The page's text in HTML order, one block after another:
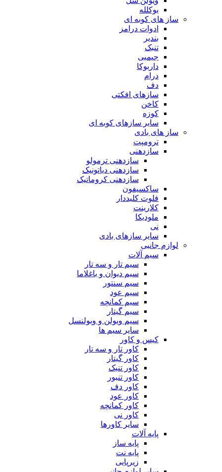
یوکلله
ساز های کوبه ای
ادوات درامز
بندیر
تنبک
جیمبی
داربوکا
درام
دف
سازهای افکتی
کاخن
کوزه
سایر سازهای کوبه ای
ساز های بادی
ترومپت
سازدهنی
سازدهنی ترمولو
سازدهنی دیاتونیک
سازدهنی کروماتیک
ساکسیفون
فلوت کلیددار
کلارینت
ملودیکا
نی
سایر سازهای بادی
لوازم جانبی
سیم آلات
سیم تار و سه تار
سیم دیوان و باغلاما
سیم سنتور
سیم عود
سیم کمانچه
سیم گیتار
سیم ویولن و ویولنسل
سایر سیم ها
کیس و کاور
کاور تار و سه تار
کاور گیتار
کاور تنبک
کاور تنبور
کاور دف
کاور عود
کاور کمانچه
کاور نی
سایر کاورها
پایه آلات
پایه ساز
پایه نت
زیرپایی